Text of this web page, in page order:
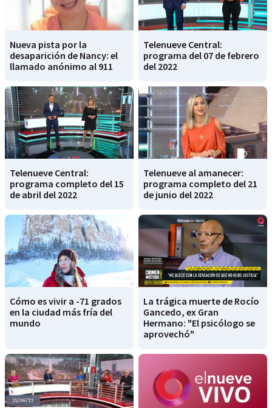
Nueva pista por la
desaparición de Nancy: el
llamado anónimo al 911
Telenueve Central:
programa del 07 de febrero
del 2022
Telenueve Central:
programa completo del 15
de abril del 2022
Telenueve al amanecer:
programa completo del 21
de junio del 2022
Cómo es vivir a -71 grados
en la ciudad más fría del
mundo
La trágica muerte de Rocío
Gancedo, ex Gran
Hermano: "El psicólogo se
aprovechó"